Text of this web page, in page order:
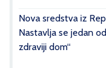
Nova sredstva iz
Nastavlja se jedan
zdraviji dom“